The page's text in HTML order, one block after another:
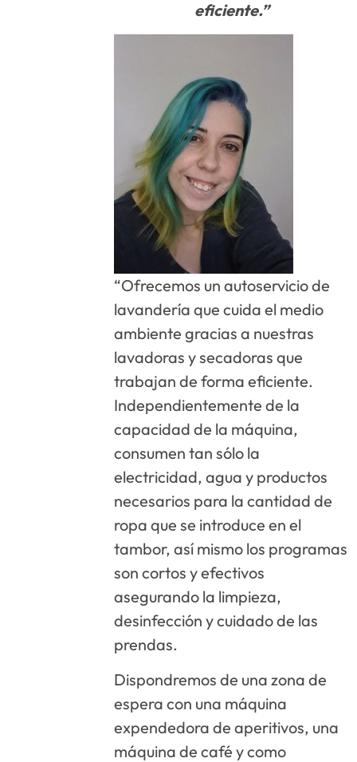
eficiente.”
“Ofrecemos un autoservicio de
lavandería que cuida el medio
ambiente gracias a nuestras
lavadoras y secadoras que
trabajan de forma eficiente.
Independientemente de la
capacidad de la máquina,
consumen tan sólo la
electricidad, agua y productos
necesarios para la cantidad de
ropa que se introduce en el
tambor, así mismo los programas
son cortos y efectivos
asegurando la limpieza,
desinfección y cuidado de las
prendas.
Dispondremos de una zona de
espera con una máquina
expendedora de aperitivos, una
máquina de café y como